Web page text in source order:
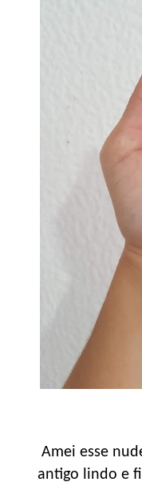
Amei esse
antigo lindo e